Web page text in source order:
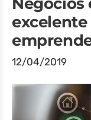
12/04/2019